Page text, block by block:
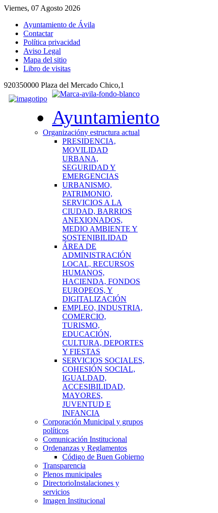
Viernes, 07 Agosto 2026
Ayuntamiento de Ávila
Contactar
Política privacidad
Aviso Legal
Mapa del sitio
Libro de visitas
920350000 Plaza del Mercado Chico,1
Ayuntamiento
Organizacióny estructura actual
PRESIDENCIA,
MOVILIDAD
URBANA,
SEGURIDAD Y
EMERGENCIAS
URBANISMO,
PATRIMONIO,
SERVICIOS A LA
CIUDAD, BARRIOS
ANEXIONADOS,
MEDIO AMBIENTE Y
SOSTENIBILIDAD
ÁREA DE
ADMINISTRACIÓN
LOCAL, RECURSOS
HUMANOS,
HACIENDA, FONDOS
EUROPEOS, Y
DIGITALIZACIÓN
EMPLEO, INDUSTRIA,
COMERCIO,
TURISMO,
EDUCACIÓN,
CULTURA, DEPORTES
Y FIESTAS
SERVICIOS SOCIALES,
COHESIÓN SOCIAL,
IGUALDAD,
ACCESIBILIDAD,
MAYORES,
JUVENTUD E
INFANCIA
Corporación Municipal y grupos
políticos
Comunicación Institucional
Ordenanzas y Reglamentos
Código de Buen Gobierno
Transparencia
Plenos municipales
DirectorioInstalaciones y
servicios
Imagen Institucional